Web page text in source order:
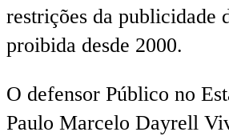
restrições da publicidade
proibida desde 2000.
O defensor Público no
Paulo Marcelo Dayrell